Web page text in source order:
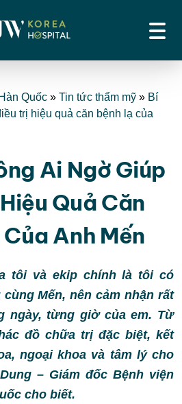
Quốc » Tin tức thẩm mỹ » Bí
trị hiệu quả căn bệnh lạ của
Ai Ngờ Giúp
Quả Căn
Anh Mến
tôi và ekip chính là tôi có
Mến, nên cảm nhận rất
ngày, từng giờ của em. Từ
đồ chữa trị đặc biệt, kết
ngoại khoa và tâm lý cho
– Giám đốc Bệnh viện
cho biết.